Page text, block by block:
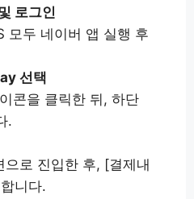
로그인
모두 네이버 앱 실행 후
선택
이콘을 클릭한 뒤, 하단
.
으로 진입한 후, [결제내
니다.